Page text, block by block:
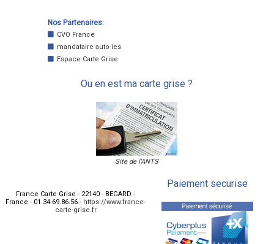
Nos Partenaires:
CVO France
mandataire auto-ies
Espace Carte Grise
Ou en est ma carte grise ?
Site de l'ANTS
Paiement securise
France Carte Grise - 22140 - BEGARD -
France - 01.34.69.86.56- https://www.france-
carte-grise.fr